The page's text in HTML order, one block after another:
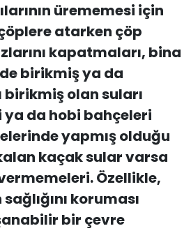
ürememesi için
atarken çöp
kapatmaları, bina
birikmiş ya da
olan suları
da hobi bahçeleri
yapmış olduğu
kaçak sular varsa
Özellikle,
koruması
bir çevre